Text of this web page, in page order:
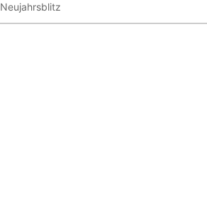
Neujahrsblitz